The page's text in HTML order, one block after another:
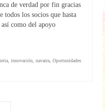
de verdad por fin gracias
todos los socios que hasta
como del apoyo
innovación navarra Oportunidades